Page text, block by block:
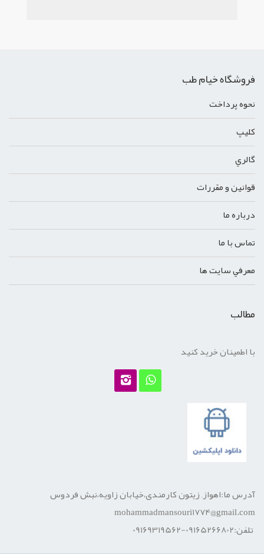
فروشگاه خیام طب
نحوه پرداخت
کليپ
گالري
قوانين و مقررات
درباره ما
تماس با ما
معرفي سايت ها
مطالب
با اطمینان خرید کنید
آدرس ما:اهواز, زیتون کارمندی،خیابان زاویه،نبش فردوس
mohammadmansouri1774@gmail.com
تلفن:09165266802-09169319562